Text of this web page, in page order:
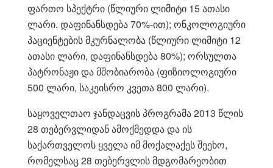
ფართო სპექტრი (წლიური ლიმიტი 15 ათასი
ლარი. დაფინანსდება 70%-ით); ონკოლოგიური
პაციენტების მკურნალობა (წლიური ლიმიტი 12
ათასი ლარი, დაფინანსდება 80%); ორსულთა
პატრონაჟი და მშობიარობა (ფიზიოლოგიური
500 ლარი, საკეისრო კვეთა 800 ლარი).
საყოველთაო ჯანდაცვის პროგრამა 2013 წლის
28 თებერვლიდან ამოქმედდა და ის
საქართველოს ყველა იმ მოქალაქეს შეეხო,
რომელსაც 28 თებერვლის მდგომარეობით